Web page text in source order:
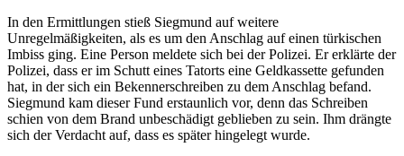
In den Ermittlungen stieß Siegmund auf weitere
Unregelmäßigkeiten, als es um den Anschlag auf einen türkischen
Imbiss ging. Eine Person meldete sich bei der Polizei. Er erklärte der
Polizei, dass er im Schutt eines Tatorts eine Geldkassette gefunden
hat, in der sich ein Bekennerschreiben zu dem Anschlag befand.
Siegmund kam dieser Fund erstaunlich vor, denn das Schreiben
schien von dem Brand unbeschädigt geblieben zu sein. Ihm drängte
sich der Verdacht auf, dass es später hingelegt wurde.